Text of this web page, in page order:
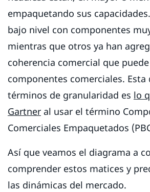
empaquetando sus
bajo nivel con componentes
mientras que otros ya han
coherencia comercial que
componentes comerciales.
términos de granularidad es lo
Gartner al usar el término
Comerciales Empaquetados
Así que veamos el diagrama a
comprender estos matices y
las dinámicas del mercado.